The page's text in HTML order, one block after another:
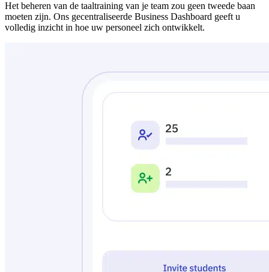
Het beheren van de taaltraining van je team zou geen tweede baan
moeten zijn. Ons gecentraliseerde Business Dashboard geeft u
volledig inzicht in hoe uw personeel zich ontwikkelt.